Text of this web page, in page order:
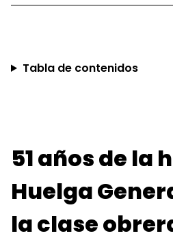
Tabla de contenidos
51 años de la
Huelga
la clase